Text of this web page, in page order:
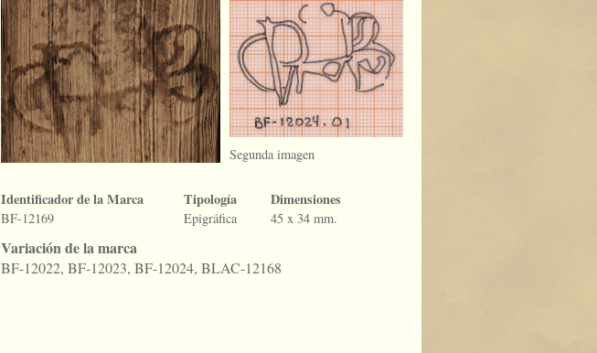
Segunda imagen
Identificador de la Marca
BF-12169
Tipología
Epigráfica
Dimensiones
45 x 34 mm.
Variación de la marca
BF-12022, BF-12023, BF-12024, BLAC-12168